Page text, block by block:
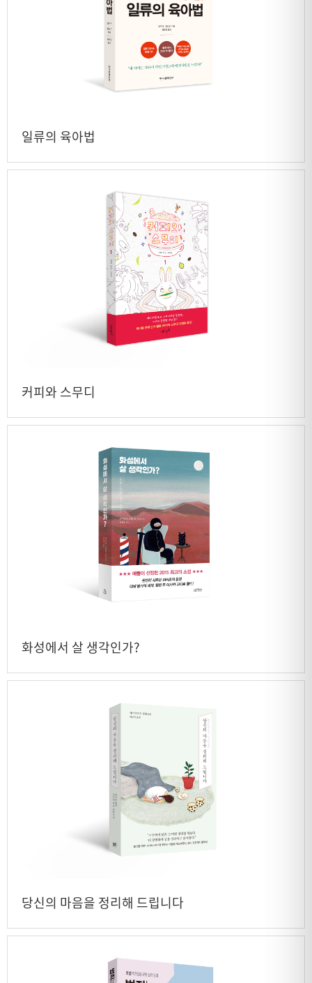
일류의 육아법
커피와 스무디
화성에서 살 생각인가?
당신의 마음을 정리해 드립니다